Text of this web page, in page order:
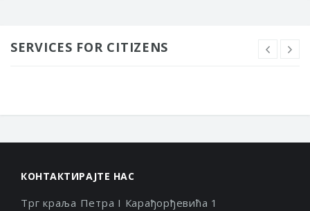
SERVICES FOR CITIZENS
КОНТАКТИРАЈТЕ НАС
Трг краља Петра I Карађорђевића 1